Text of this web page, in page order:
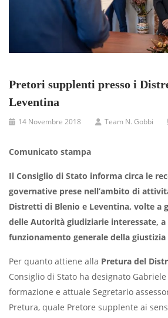
Pretori supplenti presso i
Leventina
14 Novembre 2018 Team N. Gobbi
Comunicato stampa
Il Consiglio di Stato informa circa le
governative prese nell’ambito di
Distretti di Blenio e Leventina, volte a
delle Autorità giudiziarie interessate,
funzionamento generale della giustizia
Per quanto attiene alla Pretura del
Consiglio di Stato ha designato Gabriele
formazione e attuale Segretario
Pretura, quale Pretore supplente ai